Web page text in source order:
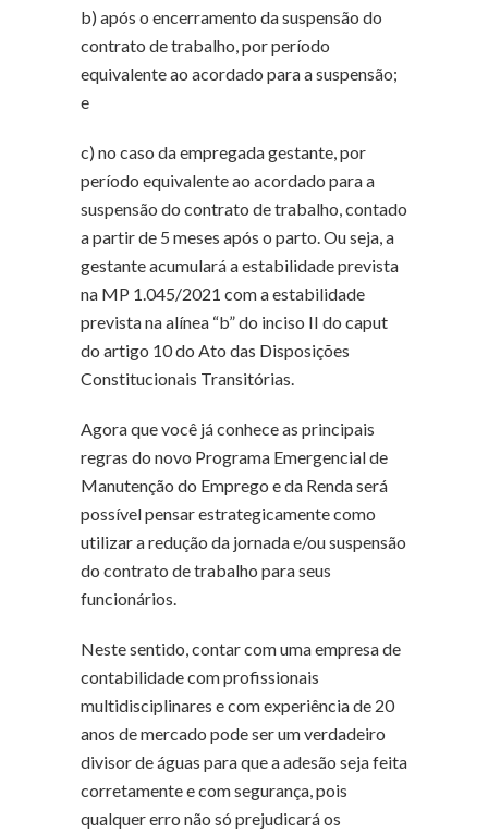
b) após o encerramento da suspensão do
contrato de trabalho, por período
equivalente ao acordado para a suspensão;
e
c) no caso da empregada gestante, por
período equivalente ao acordado para a
suspensão do contrato de trabalho, contado
a partir de 5 meses após o parto. Ou seja, a
gestante acumulará a estabilidade prevista
na MP 1.045/2021 com a estabilidade
prevista na alínea “b” do inciso II do caput
do artigo 10 do Ato das Disposições
Constitucionais Transitórias.
Agora que você já conhece as principais
regras do novo Programa Emergencial de
Manutenção do Emprego e da Renda será
possível pensar estrategicamente como
utilizar a redução da jornada e/ou suspensão
do contrato de trabalho para seus
funcionários.
Neste sentido, contar com uma empresa de
contabilidade com profissionais
multidisciplinares e com experiência de 20
anos de mercado pode ser um verdadeiro
divisor de águas para que a adesão seja feita
corretamente e com segurança, pois
qualquer erro não só prejudicará os